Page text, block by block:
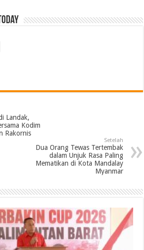
Landak,
Kodim
Rakornis
Setelah
Dua Orang Tewas Tertembak
dalam Unjuk Rasa Paling
Mematikan di Kota Mandalay
Myanmar